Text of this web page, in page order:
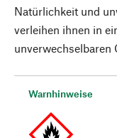
Natürlichkeit und
verleihen ihnen in
unverwechselbaren
Warnhinweise